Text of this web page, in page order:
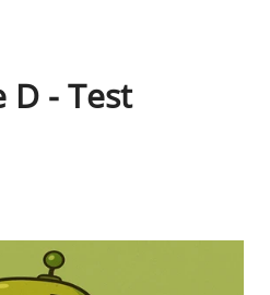
D - Test